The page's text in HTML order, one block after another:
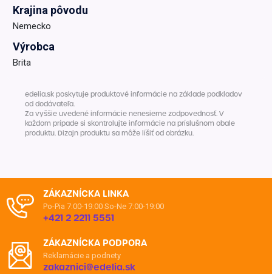
Krajina pôvodu
Nemecko
Výrobca
Brita
edelia.sk poskytuje produktové informácie na základe podkladov
od dodávateľa.
Za vyššie uvedené informácie nenesieme zodpovednosť. V
každom prípade si skontrolujte informácie na príslušnom obale
produktu. Dizajn produktu sa môže líšiť od obrázku.
ZÁKAZNÍCKA LINKA
Po-Pia 7:00-19:00 So-Ne 7:00-19:00
+421 2 2211 5551
ZÁKAZNÍCKA PODPORA
Reklamácie a podnety
zakaznici@edelia.sk